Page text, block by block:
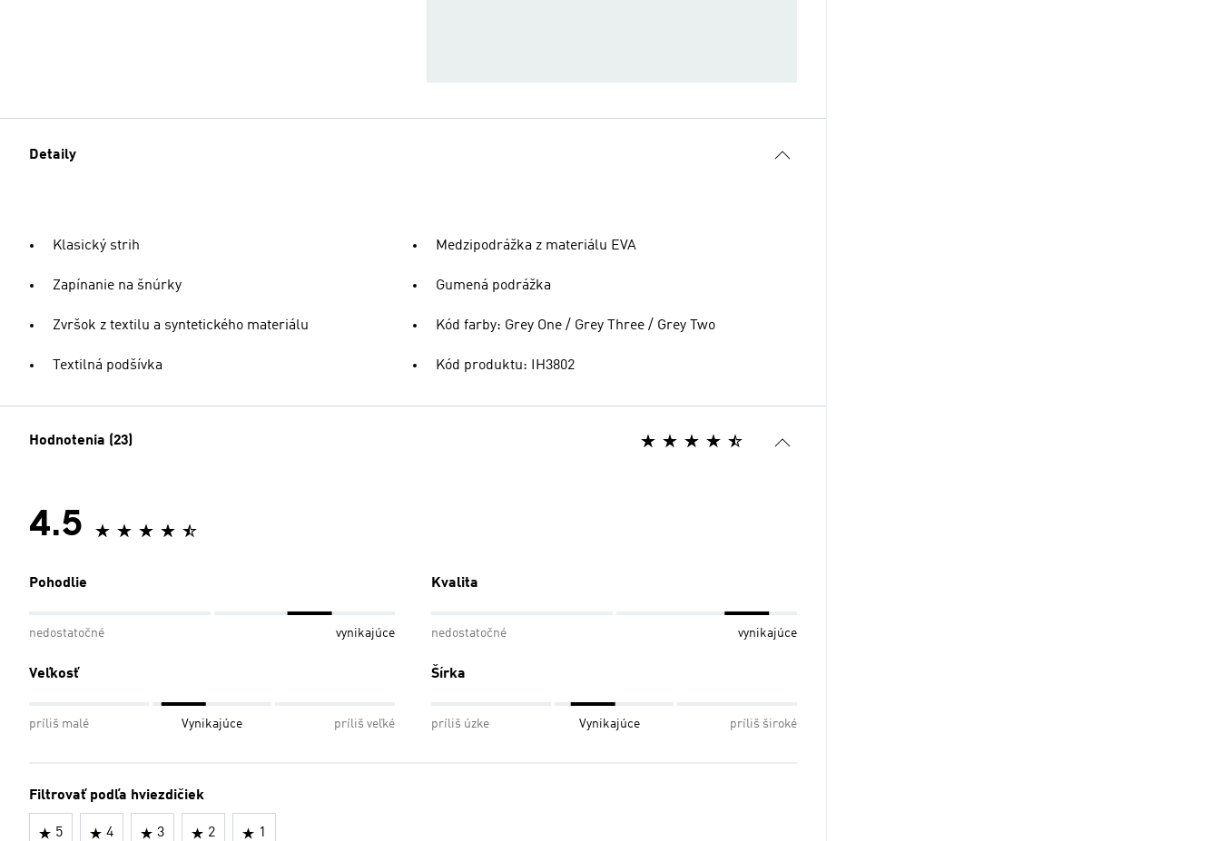
Detaily
Klasický strih
Zapínanie na šnúrky
Zvršok z textilu a syntetického materiálu
Textilná podšívka
Medzipodrážka z materiálu EVA
Gumená podrážka
Kód farby: Grey One / Grey Three / Grey Two
Kód produktu: IH3802
Hodnotenia (23)
4.5
Pohodlie
nedostatočné vynikajúce
Kvalita
nedostatočné vynikajúce
Veľkosť
príliš malé Vynikajúce príliš veľké
Šírka
príliš úzke Vynikajúce príliš široké
Filtrovať podľa hviezdičiek
5 4 3 2 1